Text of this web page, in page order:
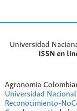
Universidad
ISSN en
Agronomia
Universidad
Reconocimiento-